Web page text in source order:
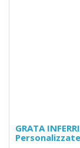
GRATA